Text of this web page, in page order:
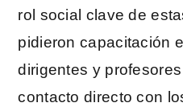
rol social clave de
pidieron capacitación
dirigentes y
contacto directo con